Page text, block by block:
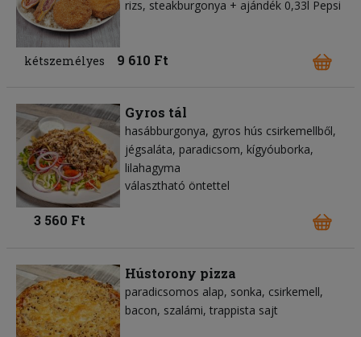
rizs, steakburgonya + ajándék 0,33l Pepsi
kétszemélyes 9 610 Ft
Gyros tál
hasábburgonya gyros hús csirkemellből
jégsaláta paradicsom kígyóuborka
lilahagyma
választható öntettel
3 560 Ft
Hústorony pizza
paradicsomos alap sonka csirkemell
bacon szalámi trappista sajt